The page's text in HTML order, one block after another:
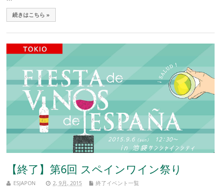
続きはこちら »
【終了】第6回 スペインワイン祭り
ESJAPON 2, 9月, 2015 終了イベント一覧